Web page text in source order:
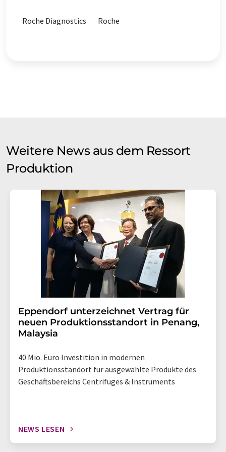
Roche Diagnostics Roche
Weitere News aus dem Ressort
Produktion
Eppendorf unterzeichnet Vertrag für
neuen Produktionsstandort in Penang,
Malaysia
40 Mio. Euro Investition in modernen
Produktionsstandort für ausgewählte Produkte des
Geschäftsbereichs Centrifuges & Instruments
NEWS LESEN